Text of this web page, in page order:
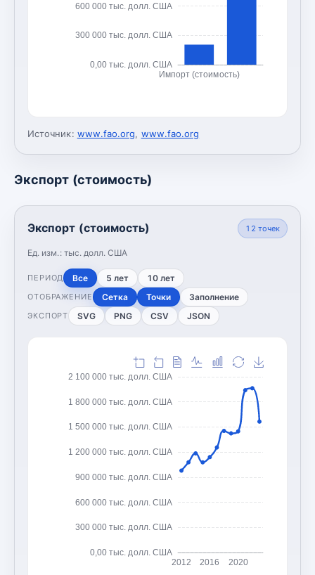
0,00 тыс. долл. США
300 000 тыс. долл. США
600 000 тыс. долл. США
Импорт (стоимость)
Источник: www.fao.org, www.fao.org
Экспорт (стоимость)
Экспорт (стоимость)
Ед. изм.: тыс. долл. США
12 точек
ПЕРИОД Все 5 лет 10 лет
ОТОБРАЖЕНИЕ Сетка Точки Заполнение
ЭКСПОРТ SVG PNG CSV JSON
0,00 тыс. долл. США
300 000 тыс. долл. США
600 000 тыс. долл. США
900 000 тыс. долл. США
1 200 000 тыс. долл. США
1 500 000 тыс. долл. США
1 800 000 тыс. долл. США
2 100 000 тыс. долл. США
2012 2016 2020